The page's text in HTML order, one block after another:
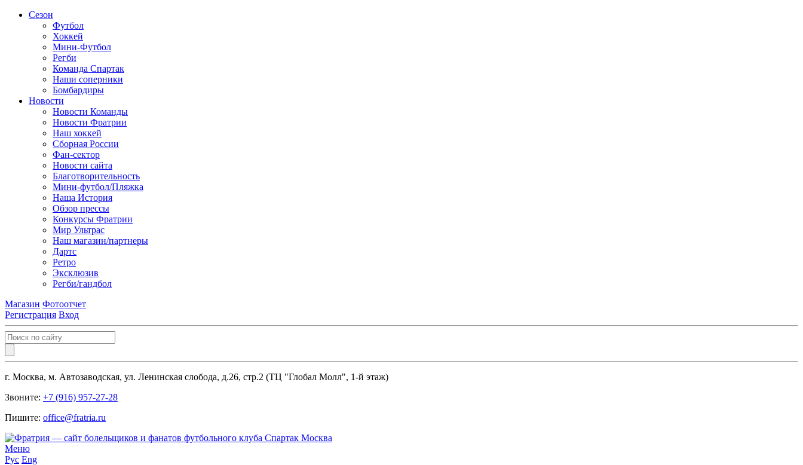
Сезон
Футбол
Хоккей
Мини-Футбол
Регби
Команда Спартак
Наши соперники
Бомбардиры
Новости
Новости Команды
Новости Фратрии
Наш хоккей
Сборная России
Фан-cектор
Новости сайта
Благотворительность
Мини-футбол/Пляжка
Наша История
Обзор прессы
Конкурсы Фратрии
Мир Ультрас
Наш магазин/партнеры
Дартс
Ретро
Эксклюзив
Регби/гандбол
Магазин Фотоотчет
Регистрация Вход
г. Москва, м. Автозаводская, ул. Ленинская слобода, д.26, стр.2 (ТЦ "Глобал Молл", 1-й этаж)
Звоните: +7 (916) 957-27-28
Пишите: office@fratria.ru
Меню
Рус Eng